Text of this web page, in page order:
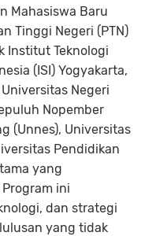
Mahasiswa Baru
Tinggi Negeri (PTN)
Institut Teknologi
(ISI) Yogyakarta,
Negeri
Nopember
(Unnes), Universitas
Pendidikan
yang
ini
dan strategi
yang tidak